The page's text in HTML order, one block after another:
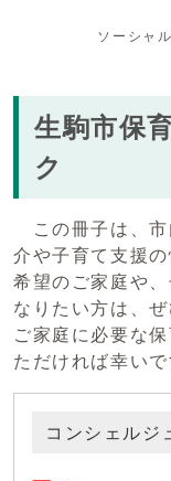
ソーシャ
生駒市保
ク
この冊子は、市
介や子育て支援
希望のご家庭や
なりたい方は、
ご家庭に必要な
ただければ幸いで
コンシェルジ